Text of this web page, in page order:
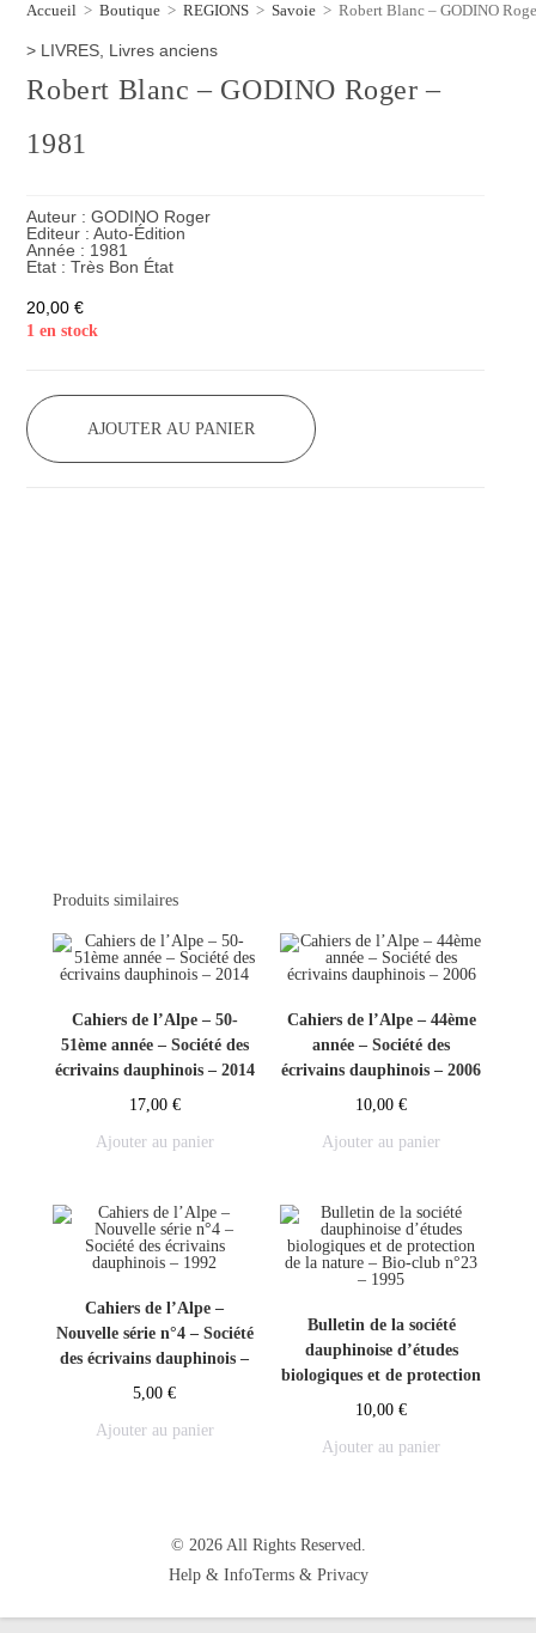
Accueil > Boutique > REGIONS > Savoie > Robert Blanc – GODINO
> LIVRES, Livres anciens
Robert Blanc – GODINO Roger –
1981
Auteur :GODINO Roger
Editeur :Auto-Édition
Année : 1981
Etat :Très Bon État
20,00€
1 en stock
AJOUTER AU PANIER
Produits similaires
Cahiers de l’Alpe – 50-
51ème année – Société des
écrivains dauphinois – 2014
17,00 €
Ajouter au panier
Cahiers de l’Alpe – 44ème
année – Société des
écrivains dauphinois – 2006
10,00€
Ajouter au panier
Cahiers de l’Alpe –
Nouvelle série n°4 – Société
des écrivains dauphinois –
1992
5,00€
Ajouter au panier
Bulletin de la société
dauphinoise d’études
biologiques et de protection
de la nature – Bio-club
10,00€
Ajouter au panier
© 2026 All Rights Reserved.
Help & InfoTerms & Privacy